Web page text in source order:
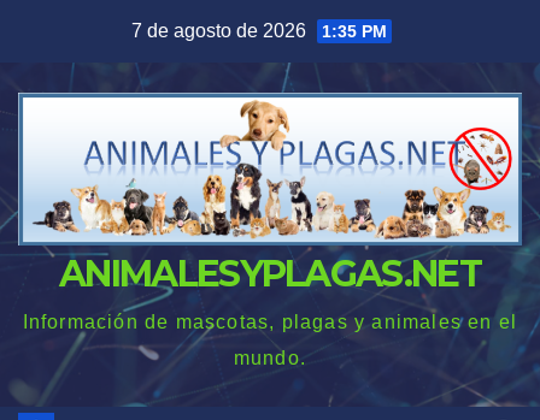
contenido
7 de agosto de 2026 1:35 PM
ANIMALESYPLAGAS.NET
Información de mascotas, plagas y animales en el
mundo.